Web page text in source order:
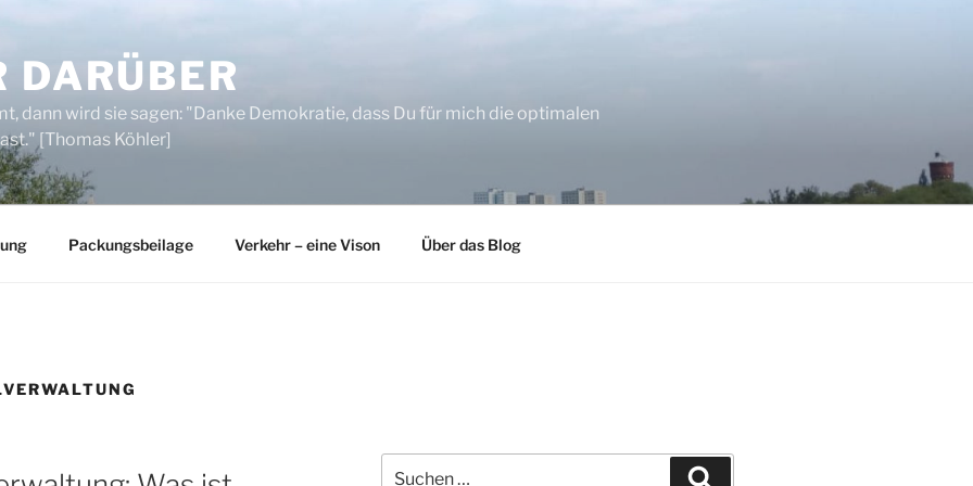
DARÜBER
dann wird sie sagen: "Danke Demokratie, dass Du für mich die optimalen
[Thomas Köhler]
Packungsbeilage Verkehr – eine Vison Über das Blog